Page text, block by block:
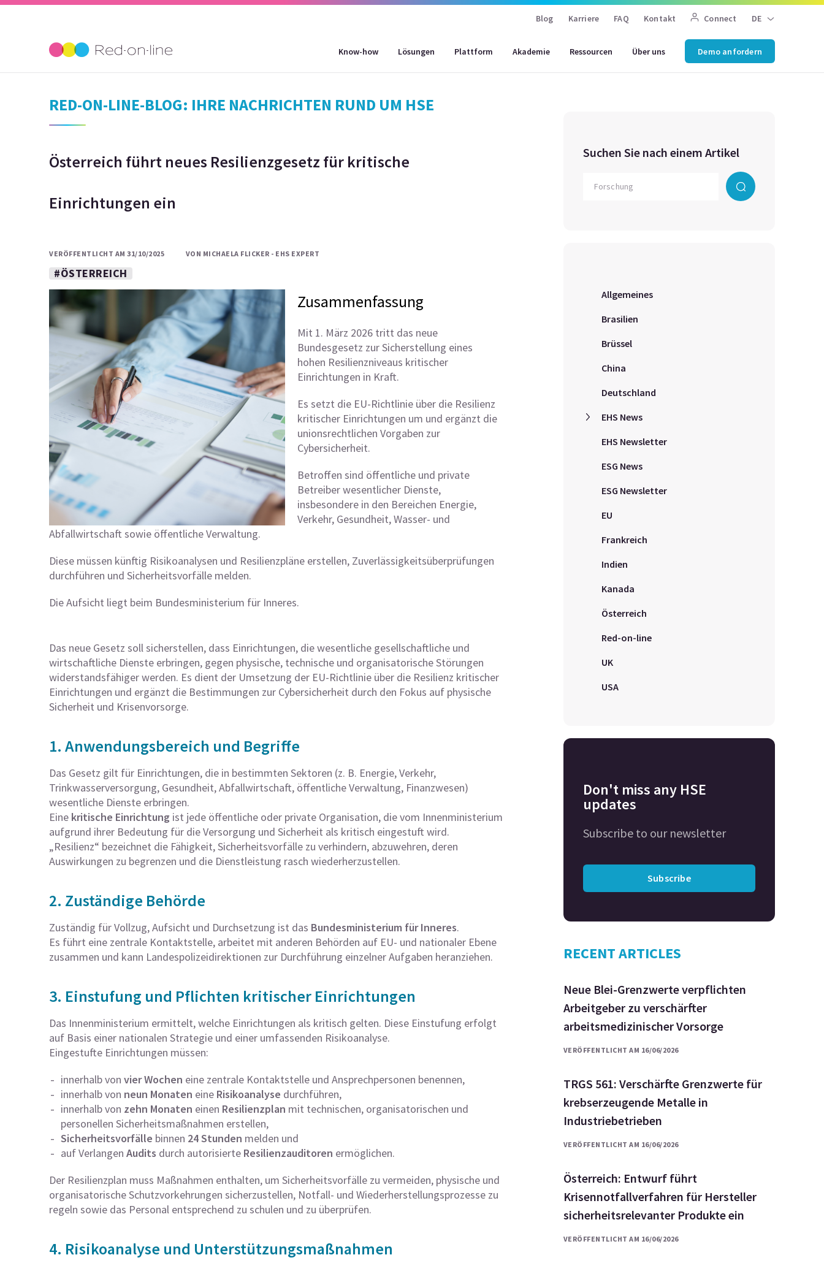
Blog Karriere FAQ Kontakt Connect DE
Know-how Lösungen Plattform Akademie Ressourcen Über uns Demo anfordern
RED-ON-LINE-BLOG: IHRE NACHRICHTEN RUND UM HSE
Österreich führt neues Resilienzgesetz für kritische
Einrichtungen ein
VERÖFFENTLICHT AM 31/10/2025 VON MICHAELA FLICKER - EHS EXPERT
#ÖSTERREICH
Zusammenfassung
Mit 1. März 2026 tritt das neue
Bundesgesetz zur Sicherstellung eines
hohen Resilienzniveaus kritischer
Einrichtungen in Kraft.
Es setzt die EU-Richtlinie über die Resilienz
kritischer Einrichtungen um und ergänzt die
unionsrechtlichen Vorgaben zur
Cybersicherheit.
Betroffen sind öffentliche und private
Betreiber wesentlicher Dienste,
insbesondere in den Bereichen Energie,
Verkehr, Gesundheit, Wasser- und
Abfallwirtschaft sowie öffentliche Verwaltung.
Diese müssen künftig Risikoanalysen und Resilienzpläne erstellen, Zuverlässigkeitsüberprüfungen
durchführen und Sicherheitsvorfälle melden.
Die Aufsicht liegt beim Bundesministerium für Inneres.
Das neue Gesetz soll sicherstellen, dass Einrichtungen, die wesentliche gesellschaftliche und
wirtschaftliche Dienste erbringen, gegen physische, technische und organisatorische Störungen
widerstandsfähiger werden. Es dient der Umsetzung der EU-Richtlinie über die Resilienz kritischer
Einrichtungen und ergänzt die Bestimmungen zur Cybersicherheit durch den Fokus auf physische
Sicherheit und Krisenvorsorge.
1. Anwendungsbereich und Begriffe
Das Gesetz gilt für Einrichtungen, die in bestimmten Sektoren (z. B. Energie, Verkehr,
Trinkwasserversorgung, Gesundheit, Abfallwirtschaft, öffentliche Verwaltung, Finanzwesen)
wesentliche Dienste erbringen.
Eine kritische Einrichtung ist jede öffentliche oder private Organisation, die vom Innenministerium
aufgrund ihrer Bedeutung für die Versorgung und Sicherheit als kritisch eingestuft wird.
„Resilienz“ bezeichnet die Fähigkeit, Sicherheitsvorfälle zu verhindern, abzuwehren, deren
Auswirkungen zu begrenzen und die Dienstleistung rasch wiederherzustellen.
2. Zuständige Behörde
Zuständig für Vollzug, Aufsicht und Durchsetzung ist das Bundesministerium für Inneres.
Es führt eine zentrale Kontaktstelle, arbeitet mit anderen Behörden auf EU- und nationaler Ebene
zusammen und kann Landespolizeidirektionen zur Durchführung einzelner Aufgaben heranziehen.
3. Einstufung und Pflichten kritischer Einrichtungen
Das Innenministerium ermittelt, welche Einrichtungen als kritisch gelten. Diese Einstufung erfolgt
auf Basis einer nationalen Strategie und einer umfassenden Risikoanalyse.
Eingestufte Einrichtungen müssen:
innerhalb von vier Wochen eine zentrale Kontaktstelle und Ansprechpersonen benennen,
innerhalb von neun Monaten eine Risikoanalyse durchführen,
innerhalb von zehn Monaten einen Resilienzplan mit technischen, organisatorischen und
personellen Sicherheitsmaßnahmen erstellen,
Sicherheitsvorfälle binnen 24 Stunden melden und
auf Verlangen Audits durch autorisierte Resilienzauditoren ermöglichen.
Der Resilienzplan muss Maßnahmen enthalten, um Sicherheitsvorfälle zu vermeiden, physische und
organisatorische Schutzvorkehrungen sicherzustellen, Notfall- und Wiederherstellungsprozesse zu
regeln sowie das Personal entsprechend zu schulen und zu überprüfen.
4. Risikoanalyse und Unterstützungsmaßnahmen
Suchen Sie nach einem Artikel
Allgemeines
Brasilien
Brüssel
China
Deutschland
EHS News
EHS Newsletter
ESG News
ESG Newsletter
EU
Frankreich
Indien
Kanada
Österreich
Red-on-line
UK
USA
Don't miss any HSE
updates
Subscribe to our newsletter
Subscribe
RECENT ARTICLES
Neue Blei-Grenzwerte verpflichten
Arbeitgeber zu verschärfter
arbeitsmedizinischer Vorsorge
VERÖFFENTLICHT AM 16/06/2026
TRGS 561: Verschärfte Grenzwerte für
krebserzeugende Metalle in
Industriebetrieben
VERÖFFENTLICHT AM 16/06/2026
Österreich: Entwurf führt
Krisennotfallverfahren für Hersteller
sicherheitsrelevanter Produkte ein
VERÖFFENTLICHT AM 16/06/2026